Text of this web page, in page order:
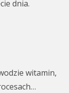
dnia.
witamin,